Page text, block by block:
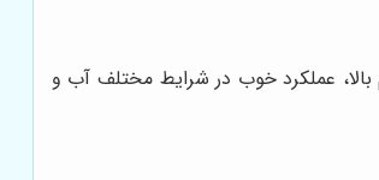
عملکرد خوب در شرایط مختلف آب و